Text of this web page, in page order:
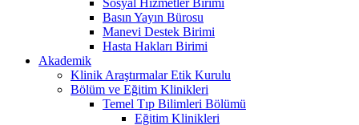
Basın Yayın Bürosu
Manevi Destek Birimi
Hasta Hakları Birimi
Akademik
Klinik Araştırmalar Etik Kurulu
Bölüm ve Eğitim Klinikleri
Temel Tıp Bilimleri Bölümü
Eğitim Klinikleri